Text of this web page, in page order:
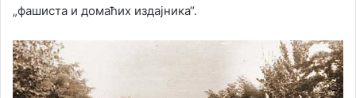
„фашиста и домаћих издајника“.